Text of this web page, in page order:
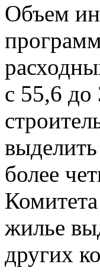
Объем
с 55,6
более
жилье
других